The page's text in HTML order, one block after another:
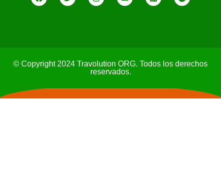
© Copyright 2024 Travolution ORG. Todos los derechos
reservados.